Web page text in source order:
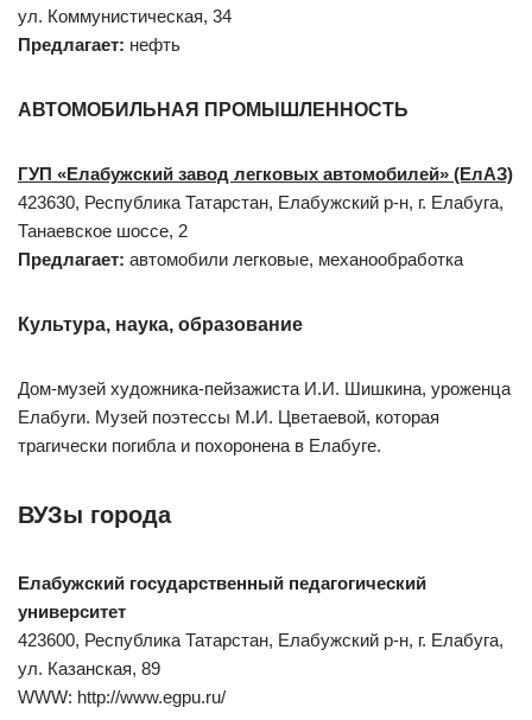
ул. Коммунистическая, 34
Предлагает: нефть
АВТОМОБИЛЬНАЯ ПРОМЫШЛЕННОСТЬ
ГУП «Елабужский завод легковых автомобилей» (ЕлАЗ)
423630, Республика Татарстан, Елабужский р-н, г. Елабуга,
Танаевское шоссе, 2
Предлагает: автомобили легковые, механообработка
Культура, наука, образование
Дом-музей художника-пейзажиста И.И. Шишкина, уроженца
Елабуги. Музей поэтессы М.И. Цветаевой, которая
трагически погибла и похоронена в Елабуге.
ВУЗы города
Елабужский государственный педагогический
университет
423600, Республика Татарстан, Елабужский р-н, г. Елабуга,
ул. Казанская, 89
WWW: http://www.egpu.ru/